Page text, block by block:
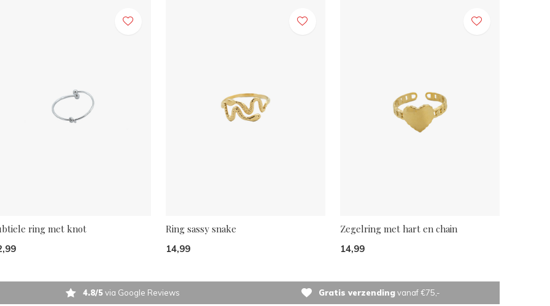
ring met knot Ring sassy snake
14,99
Zegelring met hart en chain
14,99
4.8/5via Google Reviews Gratis verzendingvanaf €75,-